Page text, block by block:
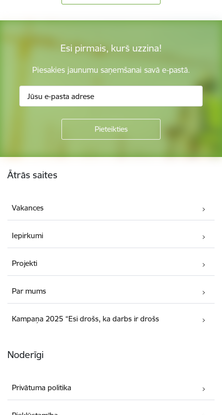
Esi pirmais, kurš uzzina!
Piesakies jaunumu saņemšanai savā e-pastā.
Ātrās saites
Vakances
Iepirkumi
Projekti
Par mums
Kampaņa 2025 “Esi drošs, ka darbs ir drošs
Noderīgi
Privātuma politika